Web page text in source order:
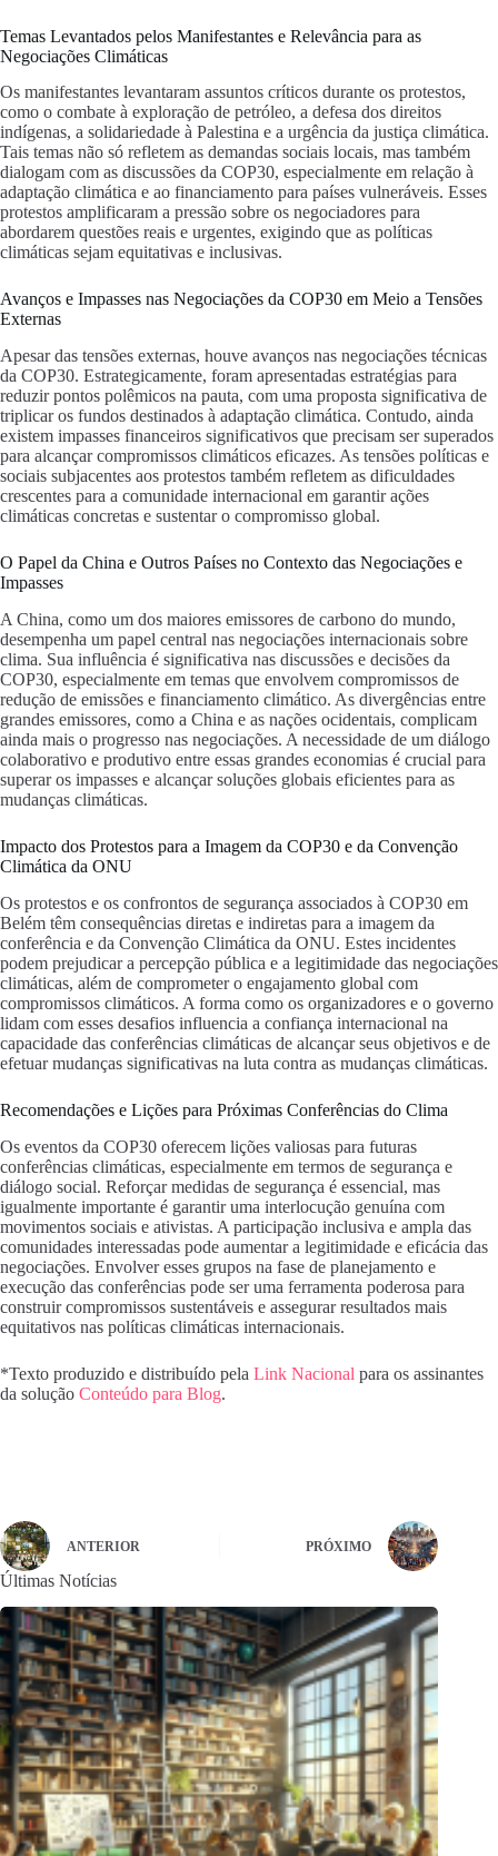
Temas Levantados pelos Manifestantes e Relevância para as
Negociações Climáticas
Os manifestantes levantaram assuntos críticos durante os protestos,
como o combate à exploração de petróleo, a defesa dos direitos
indígenas, a solidariedade à Palestina e a urgência da justiça climática.
Tais temas não só refletem as demandas sociais locais, mas também
dialogam com as discussões da COP30, especialmente em relação à
adaptação climática e ao financiamento para países vulneráveis. Esses
protestos amplificaram a pressão sobre os negociadores para
abordarem questões reais e urgentes, exigindo que as políticas
climáticas sejam equitativas e inclusivas.
Avanços e Impasses nas Negociações da COP30 em Meio a Tensões
Externas
Apesar das tensões externas, houve avanços nas negociações técnicas
da COP30. Estrategicamente, foram apresentadas estratégias para
reduzir pontos polêmicos na pauta, com uma proposta significativa de
triplicar os fundos destinados à adaptação climática. Contudo, ainda
existem impasses financeiros significativos que precisam ser superados
para alcançar compromissos climáticos eficazes. As tensões políticas e
sociais subjacentes aos protestos também refletem as dificuldades
crescentes para a comunidade internacional em garantir ações
climáticas concretas e sustentar o compromisso global.
O Papel da China e Outros Países no Contexto das Negociações e
Impasses
A China, como um dos maiores emissores de carbono do mundo,
desempenha um papel central nas negociações internacionais sobre
clima. Sua influência é significativa nas discussões e decisões da
COP30, especialmente em temas que envolvem compromissos de
redução de emissões e financiamento climático. As divergências entre
grandes emissores, como a China e as nações ocidentais, complicam
ainda mais o progresso nas negociações. A necessidade de um diálogo
colaborativo e produtivo entre essas grandes economias é crucial para
superar os impasses e alcançar soluções globais eficientes para as
mudanças climáticas.
Impacto dos Protestos para a Imagem da COP30 e da Convenção
Climática da ONU
Os protestos e os confrontos de segurança associados à COP30 em
Belém têm consequências diretas e indiretas para a imagem da
conferência e da Convenção Climática da ONU. Estes incidentes
podem prejudicar a percepção pública e a legitimidade das negociações
climáticas, além de comprometer o engajamento global com
compromissos climáticos. A forma como os organizadores e o governo
lidam com esses desafios influencia a confiança internacional na
capacidade das conferências climáticas de alcançar seus objetivos e de
efetuar mudanças significativas na luta contra as mudanças climáticas.
Recomendações e Lições para Próximas Conferências do Clima
Os eventos da COP30 oferecem lições valiosas para futuras
conferências climáticas, especialmente em termos de segurança e
diálogo social. Reforçar medidas de segurança é essencial, mas
igualmente importante é garantir uma interlocução genuína com
movimentos sociais e ativistas. A participação inclusiva e ampla das
comunidades interessadas pode aumentar a legitimidade e eficácia das
negociações. Envolver esses grupos na fase de planejamento e
execução das conferências pode ser uma ferramenta poderosa para
construir compromissos sustentáveis e assegurar resultados mais
equitativos nas políticas climáticas internacionais.
*Texto produzido e distribuído pela Link Nacional para os assinantes
da solução Conteúdo para Blog.
ANTERIOR PRÓXIMO
Últimas Notícias